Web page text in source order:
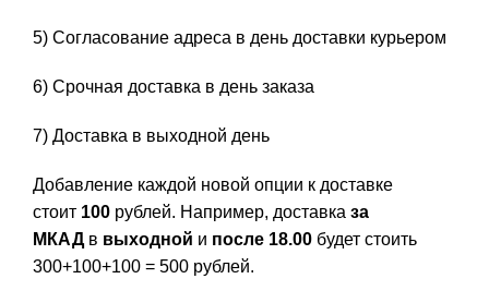
5) Согласование адреса в день доставки курьером
6) Срочная доставка в день заказа
7) Доставка в выходной день
Добавление каждой новой опции к доставке
стоит 100 рублей. Например, доставка за
МКАДв выходной и после 18.00 будет стоить
300+100+100 = 500 рублей.